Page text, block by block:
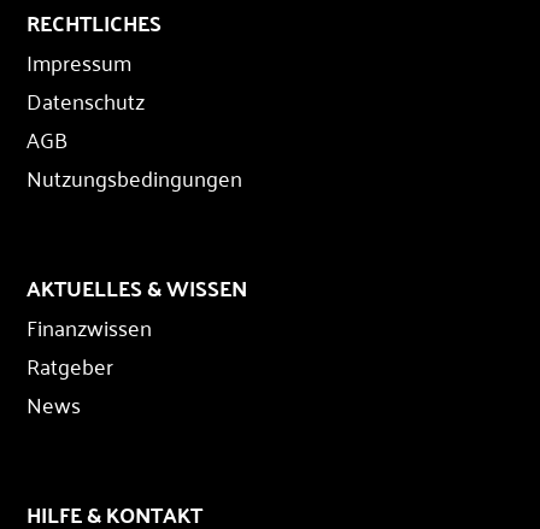
RECHTLICHES
Impressum
Datenschutz
AGB
Nutzungsbedingungen
AKTUELLES & WISSEN
Finanzwissen
Ratgeber
News
HILFE & KONTAKT